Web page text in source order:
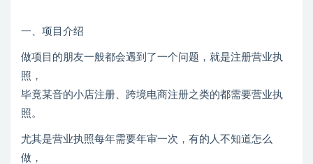
一、项目介绍
做项目的朋友一般都会遇到了一个问题，就是注册营业执
照，
毕竟某音的小店注册、跨境电商注册之类的都需要营业执
照。
尤其是营业执照每年需要年审一次，有的人不知道怎么
做，